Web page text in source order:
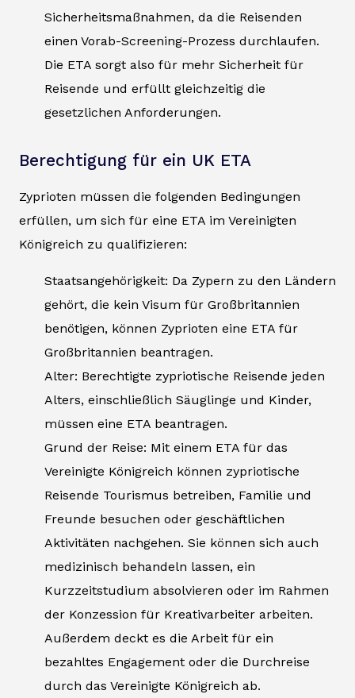
Sicherheitsmaßnahmen, da die Reisenden
einen Vorab-Screening-Prozess durchlaufen.
Die ETA sorgt also für mehr Sicherheit für
Reisende und erfüllt gleichzeitig die
gesetzlichen Anforderungen.
Berechtigung für ein UK ETA
Zyprioten müssen die folgenden Bedingungen
erfüllen, um sich für eine ETA im Vereinigten
Königreich zu qualifizieren:
Staatsangehörigkeit: Da Zypern zu den Ländern
gehört, die kein Visum für Großbritannien
benötigen, können Zyprioten eine ETA für
Großbritannien beantragen.
Alter: Berechtigte zypriotische Reisende jeden
Alters, einschließlich Säuglinge und Kinder,
müssen eine ETA beantragen.
Grund der Reise: Mit einem ETA für das
Vereinigte Königreich können zypriotische
Reisende Tourismus betreiben, Familie und
Freunde besuchen oder geschäftlichen
Aktivitäten nachgehen. Sie können sich auch
medizinisch behandeln lassen, ein
Kurzzeitstudium absolvieren oder im Rahmen
der Konzession für Kreativarbeiter arbeiten.
Außerdem deckt es die Arbeit für ein
bezahltes Engagement oder die Durchreise
durch das Vereinigte Königreich ab.